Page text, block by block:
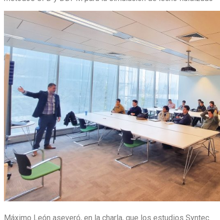
Máximo León aseveró, en la charla, que los estudios Syntec